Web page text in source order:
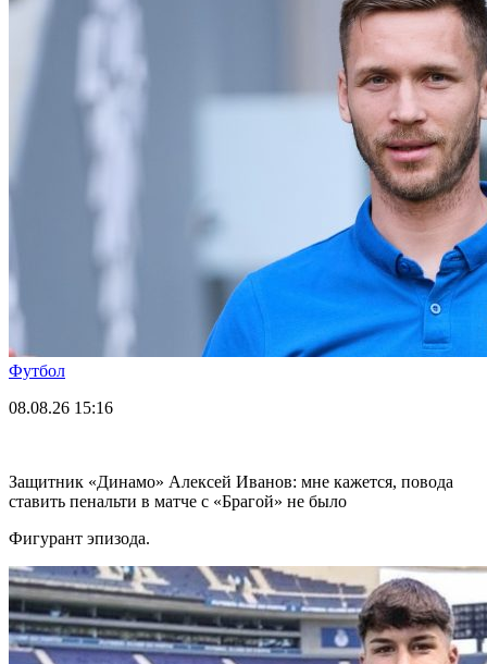
Футбол
08.08.26 15:16
Защитник «Динамо» Алексей Иванов: мне кажется, повода
ставить пенальти в матче с «Брагой» не было
Фигурант эпизода.